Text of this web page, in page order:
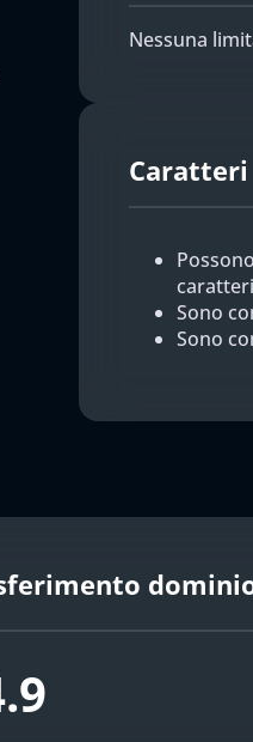
Nessuna
Caratteri
caratteri
Sono
Sono